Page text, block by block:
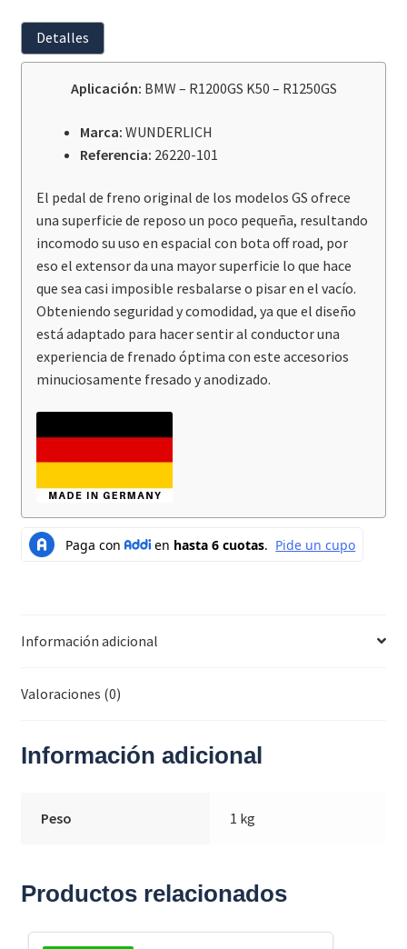
Bmw
R1200Gs-
Detalles
Aplicación: BMW – R1200GS K50 – R1250GS
Marca: WUNDERLICH
Referencia: 26220-101
El pedal de freno original de los modelos GS ofrece
una superficie de reposo un poco pequeña, resultando
incomodo su uso en espacial con bota off road, por
eso el extensor da una mayor superficie lo que hace
que sea casi imposible resbalarse o pisar en el vacío.
Obteniendo seguridad y comodidad, ya que el diseño
está adaptado para hacer sentir al conductor una
experiencia de frenado óptima con este accesorios
minuciosamente fresado y anodizado.
Información adicional
Valoraciones (0)
Información adicional
Peso 1 kg
Productos relacionados